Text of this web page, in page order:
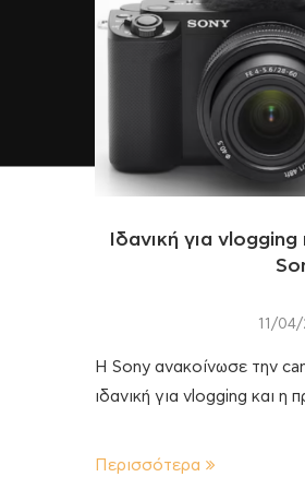
Ιδανική για
11/
Η Sony ανακοίνωσε την
ιδανική για vlogging και η
Περισσότερα